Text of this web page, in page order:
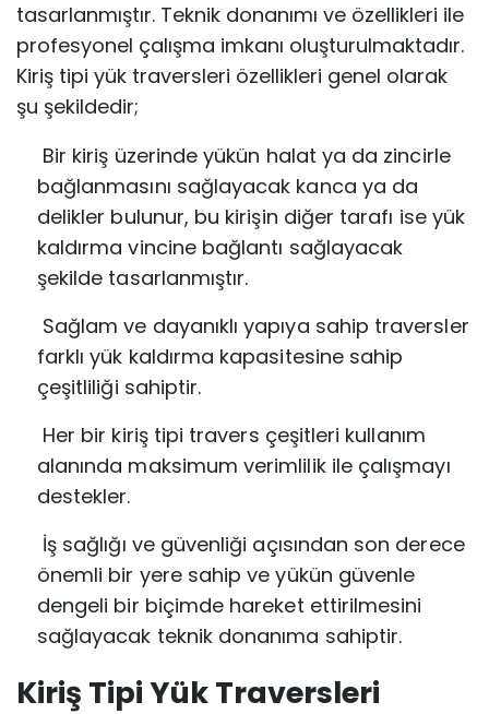
tasarlanmıştır. Teknik donanımı ve özellikleri ile
profesyonel çalışma imkanı oluşturulmaktadır.
Kiriş tipi yük traversleri özellikleri genel olarak
şu şekildedir;
Bir kiriş üzerinde yükün halat ya da zincirle
bağlanmasını sağlayacak kanca ya da
delikler bulunur, bu kirişin diğer tarafı ise yük
kaldırma vincine bağlantı sağlayacak
şekilde tasarlanmıştır.
Sağlam ve dayanıklı yapıya sahip traversler
farklı yük kaldırma kapasitesine sahip
çeşitliliği sahiptir.
Her bir kiriş tipi travers çeşitleri kullanım
alanında maksimum verimlilik ile çalışmayı
destekler.
İş sağlığı ve güvenliği açısından son derece
önemli bir yere sahip ve yükün güvenle
dengeli bir biçimde hareket ettirilmesini
sağlayacak teknik donanıma sahiptir.
Kiriş Tipi Yük Traversleri